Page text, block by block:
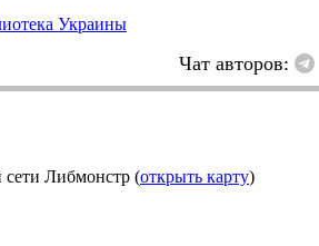
Украины
Чат авторов:
сети Либмонстр (открыть карту)